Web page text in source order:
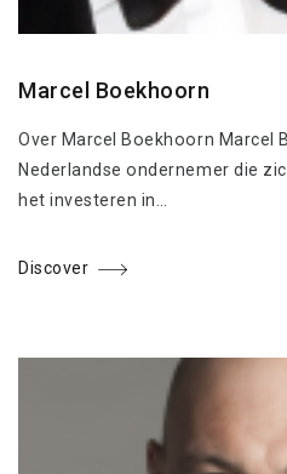
Marcel Boekhoorn
Over Marcel Boekhoorn Marcel
Nederlandse ondernemer die
het investeren in…
Discover